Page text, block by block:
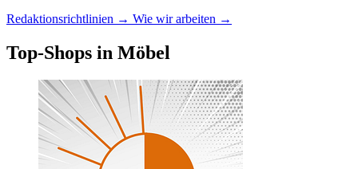
Redaktionsrichtlinien → Wie wir arbeiten →
Top-Shops in Möbel